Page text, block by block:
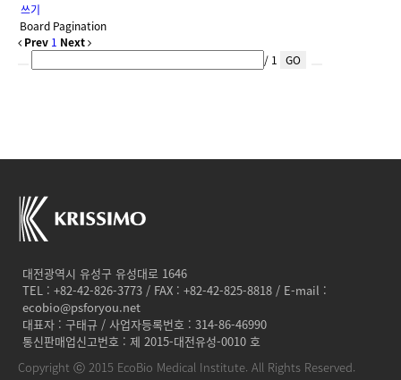
쓰기
Board Pagination
Prev 1 Next
/ 1 GO
대전광역시 유성구 유성대로 1646
TEL : +82-42-826-3773 / FAX : +82-42-825-8818 / E-mail :
ecobio@psforyou.net
대표자 : 구태규 / 사업자등록번호 : 314-86-46990
통신판매업신고번호 : 제 2015-대전유성-0010 호
Copyright ⓒ 2015 EcoBio Medical Institute. All Rights Reserved.